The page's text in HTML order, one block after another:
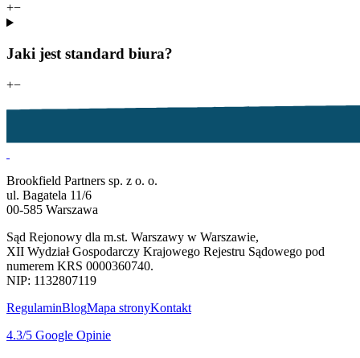
+−
Jaki jest standard biura?
+−
Brookfield Partners sp. z o. o.
ul. Bagatela 11/6
00-585 Warszawa
Sąd Rejonowy dla m.st. Warszawy w Warszawie,
XII Wydział Gospodarczy Krajowego Rejestru Sądowego pod
numerem KRS 0000360740.
NIP: 1132807119
RegulaminBlogMapa stronyKontakt
4.3/5 Google Opinie